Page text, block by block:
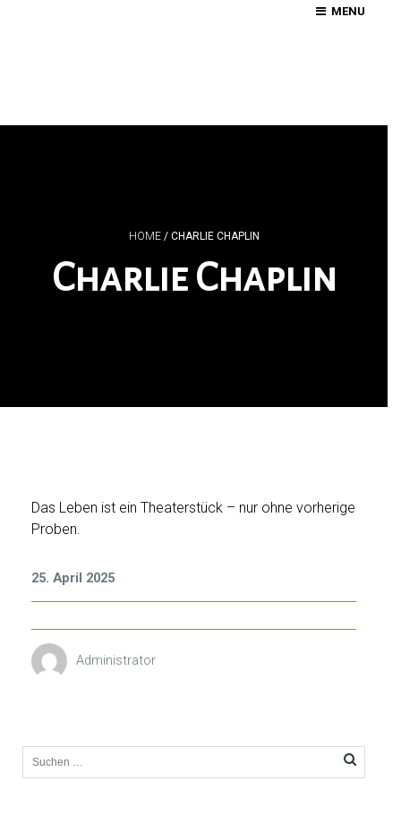
MENU
HOME / CHARLIE CHAPLIN
Charlie Chaplin
C
H
R
L
I
E
C
P
L
Das Leben ist ein Theaterstück – nur ohne vorherige
Proben.
25. April 2025
Administrator